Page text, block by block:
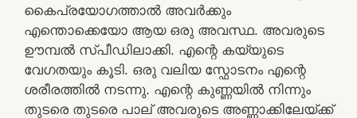
കൈപ്രയോഗത്താൽ അവർക്കും
എന്തൊക്കെയോ ആയ ഒരു അവസ്ഥ. അവരുടെ
ഊമ്പൽ സ്പീഡിലാക്കി. എന്റെ കയ്യുടെ
വേഗതയും കൂടി. ഒരു വലിയ സ്ഫോടനം എന്റെ
ശരീരത്തിൽ നടന്നു. എന്റെ കുണ്ണയിൽ നിന്നും
തുടരെ തുടരെ പാല് അവരുടെ അണ്ണാക്കിലേയ്ക്ക്